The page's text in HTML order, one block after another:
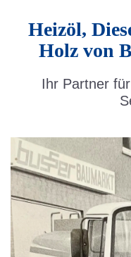
Heizöl,
Holz von
Ihr Partner